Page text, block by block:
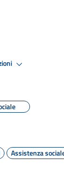
Assistenza